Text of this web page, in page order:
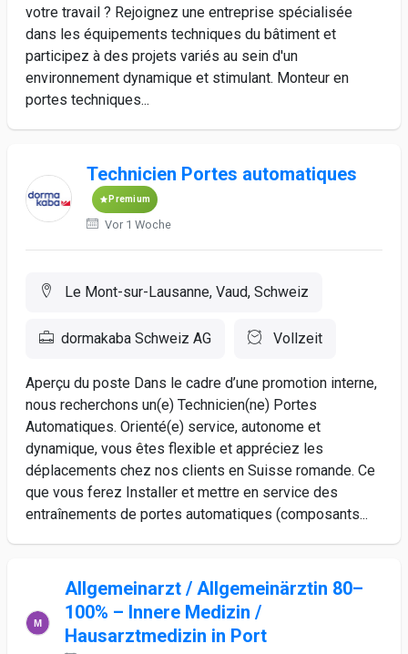
votre travail ? Rejoignez une entreprise spécialisée
dans les équipements techniques du bâtiment et
participez à des projets variés au sein d'un
environnement dynamique et stimulant. Monteur en
portes techniques...
Technicien Portes automatiques
Premium
Vor 1 Woche
Le Mont-sur-Lausanne, Vaud, Schweiz
dormakaba Schweiz AG Vollzeit
Aperçu du poste Dans le cadre d’une promotion interne,
nous recherchons un(e) Technicien(ne) Portes
Automatiques. Orienté(e) service, autonome et
dynamique, vous êtes flexible et appréciez les
déplacements chez nos clients en Suisse romande. Ce
que vous ferez Installer et mettre en service des
entraînements de portes automatiques (composants...
Allgemeinarzt / Allgemeinärztin 80–
100% – Innere Medizin /
Hausarztmedizin in Port